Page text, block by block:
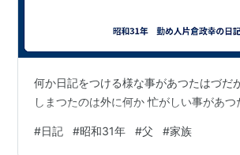
何か日記をつける様な事があつたはづだ
しまつたのは外に何か 忙がしい事があつ
#日記 #昭和31年 #父 #家族